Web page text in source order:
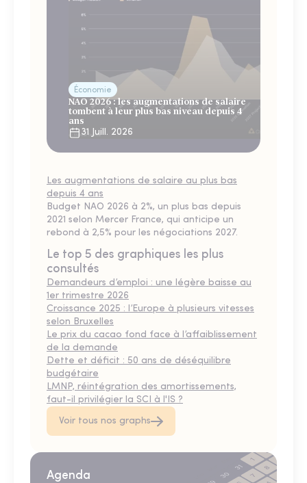
Économie
NAO 2026 : les augmentations de salaire
tombent à leur plus bas niveau depuis 4
ans
31 Juill. 2026
Les augmentations de salaire au plus bas
depuis 4 ans
Budget NAO 2026 à 2%, un plus bas depuis
2021 selon Mercer France, qui anticipe un
rebond à 2,5% pour les négociations 2027.
Le top 5 des graphiques les plus
consultés
Demandeurs d’emploi : une légère baisse au
1er trimestre 2026
Croissance 2025 : l’Europe à plusieurs vitesses
selon Bruxelles
Le prix du cacao fond face à l’affaiblissement
de la demande
Dette et déficit : 50 ans de déséquilibre
budgétaire
LMNP, réintégration des amortissements,
faut-il privilégier la SCI à l'IS ?
Voir tous nos graphs
Agenda